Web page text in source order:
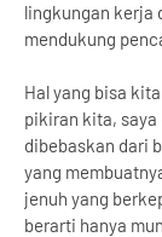
lingkungan kerja
mendukung
Hal yang bisa
pikiran kita, saya
dibebaskan dari
yang
jenuh yang
berarti hanya